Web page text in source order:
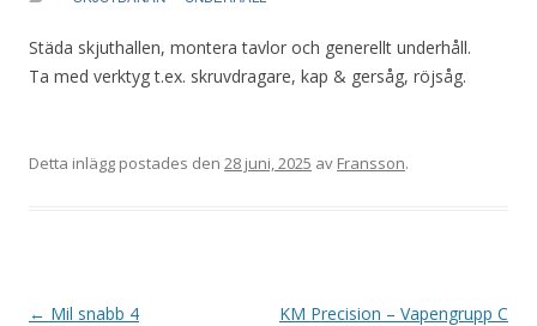
Städa skjuthallen, montera tavlor och generellt underhåll.
Ta med verktyg t.ex. skruvdragare, kap & gersåg, röjsåg.
Detta inlägg postades den 28 juni, 2025 av Fransson.
I← Mil snabb 4
KM Precision – Vapengrupp C